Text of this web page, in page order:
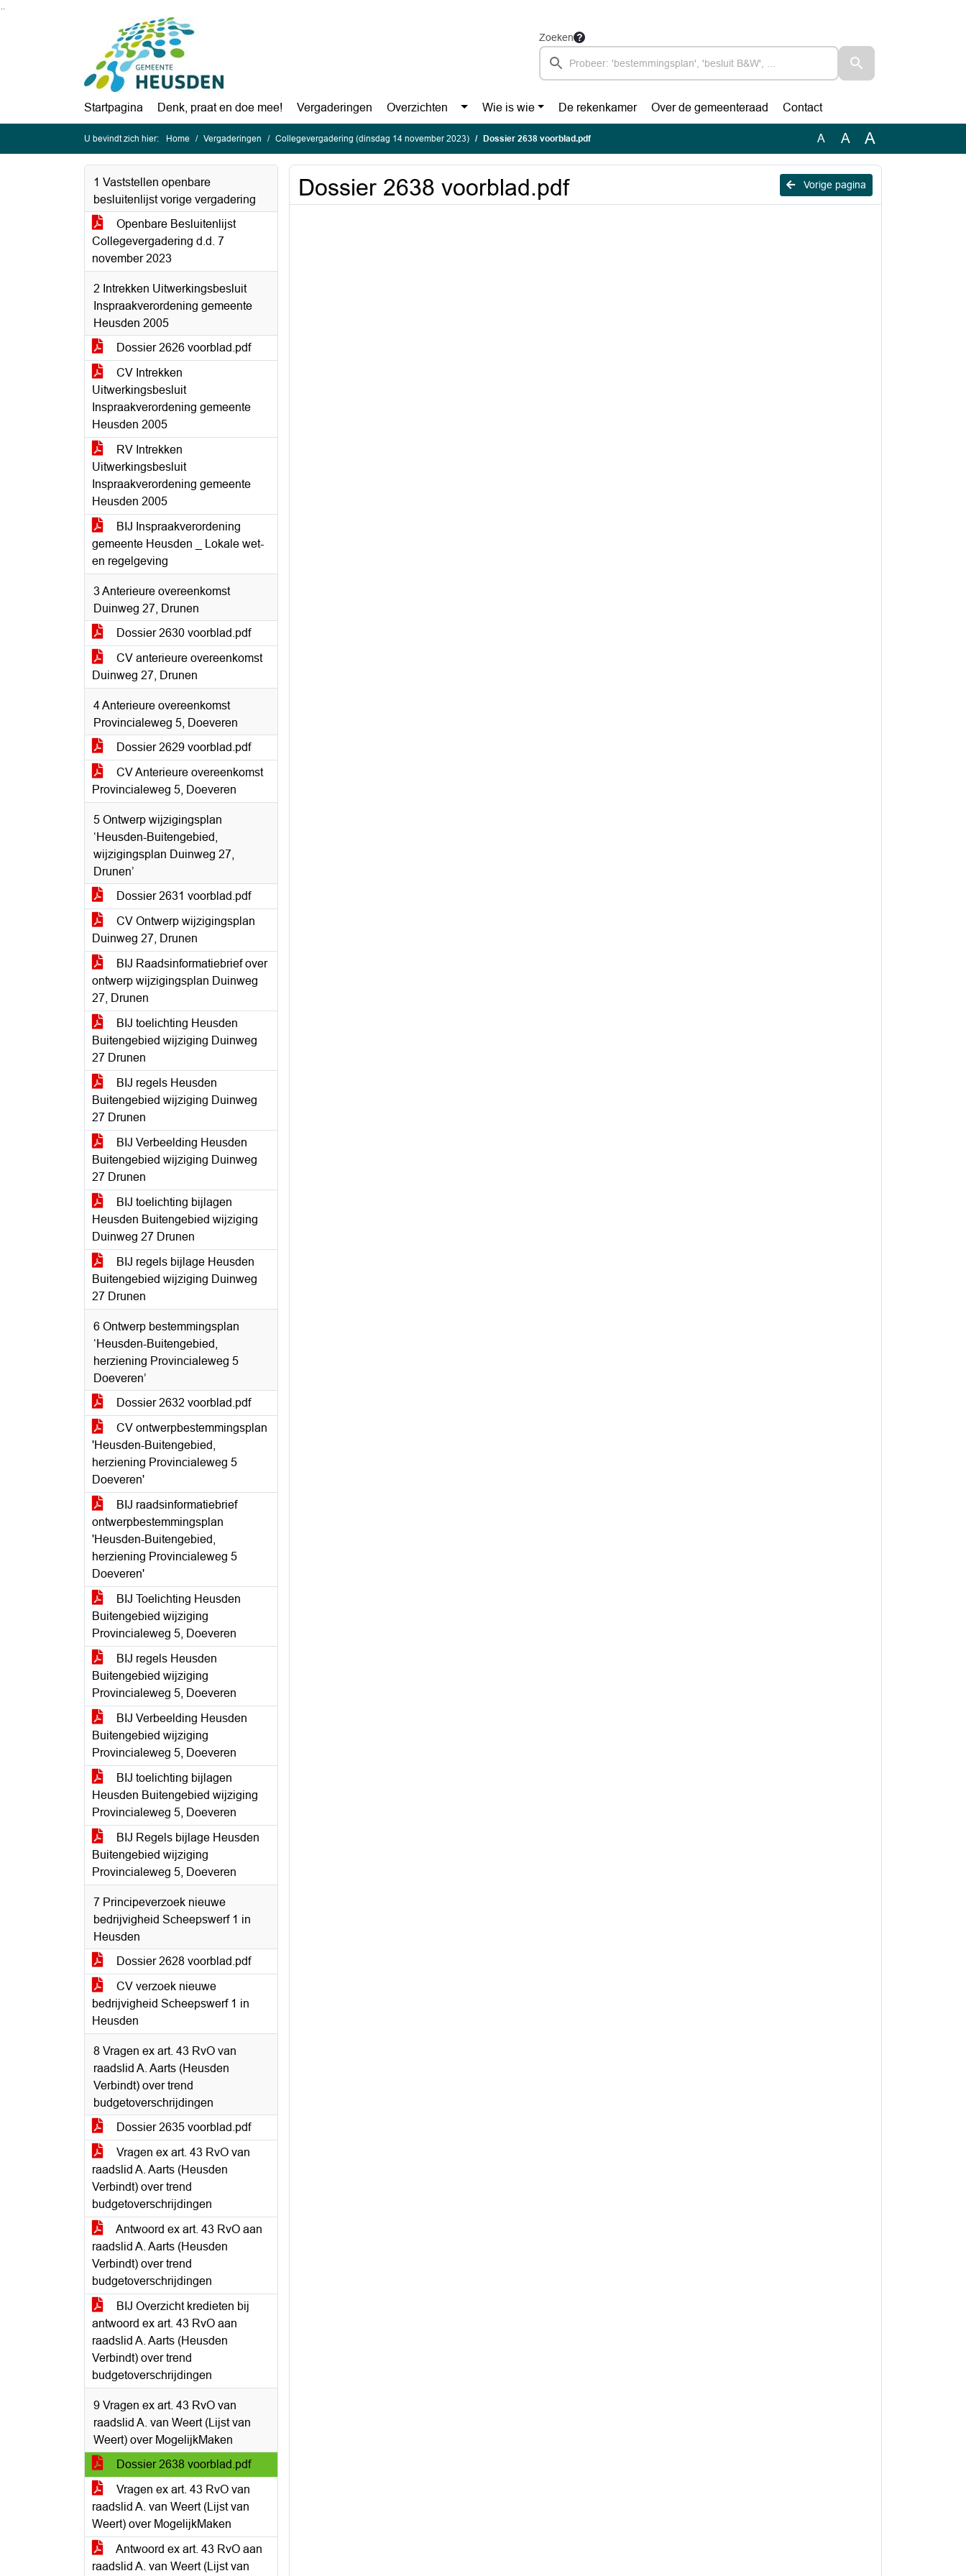
Ga naar de inhoud van deze pagina
Zoeken
Startpagina Denk, praat en doe mee! Vergaderingen Overzichten Wie is wie De rekenkamer Over de gemeenteraad Contact
U bevindt zich hier: Home Vergaderingen Collegevergadering (dinsdag 14 november 2023) Dossier 2638 voorblad.pdf A A A
1 Vaststellen openbare
besluitenlijst vorige vergadering
Openbare Besluitenlijst
Collegevergadering d.d. 7
november 2023
2 Intrekken Uitwerkingsbesluit
Inspraakverordening gemeente
Heusden 2005
Dossier 2626 voorblad.pdf
CV Intrekken
Uitwerkingsbesluit
Inspraakverordening gemeente
Heusden 2005
RV Intrekken
Uitwerkingsbesluit
Inspraakverordening gemeente
Heusden 2005
BIJ Inspraakverordening
gemeente Heusden _ Lokale wet-
en regelgeving
3 Anterieure overeenkomst
Duinweg 27, Drunen
Dossier 2630 voorblad.pdf
CV anterieure overeenkomst
Duinweg 27, Drunen
4 Anterieure overeenkomst
Provincialeweg 5, Doeveren
Dossier 2629 voorblad.pdf
CV Anterieure overeenkomst
Provincialeweg 5, Doeveren
5 Ontwerp wijzigingsplan
‘Heusden-Buitengebied,
wijzigingsplan Duinweg 27,
Drunen’
Dossier 2631 voorblad.pdf
CV Ontwerp wijzigingsplan
Duinweg 27, Drunen
BIJ Raadsinformatiebrief over
ontwerp wijzigingsplan Duinweg
27, Drunen
BIJ toelichting Heusden
Buitengebied wijziging Duinweg
27 Drunen
BIJ regels Heusden
Buitengebied wijziging Duinweg
27 Drunen
BIJ Verbeelding Heusden
Buitengebied wijziging Duinweg
27 Drunen
BIJ toelichting bijlagen
Heusden Buitengebied wijziging
Duinweg 27 Drunen
BIJ regels bijlage Heusden
Buitengebied wijziging Duinweg
27 Drunen
6 Ontwerp bestemmingsplan
‘Heusden-Buitengebied,
herziening Provincialeweg 5
Doeveren’
Dossier 2632 voorblad.pdf
CV ontwerpbestemmingsplan
'Heusden-Buitengebied,
herziening Provincialeweg 5
Doeveren'
BIJ raadsinformatiebrief
ontwerpbestemmingsplan
'Heusden-Buitengebied,
herziening Provincialeweg 5
Doeveren'
BIJ Toelichting Heusden
Buitengebied wijziging
Provincialeweg 5, Doeveren
BIJ regels Heusden
Buitengebied wijziging
Provincialeweg 5, Doeveren
BIJ Verbeelding Heusden
Buitengebied wijziging
Provincialeweg 5, Doeveren
BIJ toelichting bijlagen
Heusden Buitengebied wijziging
Provincialeweg 5, Doeveren
BIJ Regels bijlage Heusden
Buitengebied wijziging
Provincialeweg 5, Doeveren
7 Principeverzoek nieuwe
bedrijvigheid Scheepswerf 1 in
Heusden
Dossier 2628 voorblad.pdf
CV verzoek nieuwe
bedrijvigheid Scheepswerf 1 in
Heusden
8 Vragen ex art. 43 RvO van
raadslid A. Aarts (Heusden
Verbindt) over trend
budgetoverschrijdingen
Dossier 2635 voorblad.pdf
Vragen ex art. 43 RvO van
raadslid A. Aarts (Heusden
Verbindt) over trend
budgetoverschrijdingen
Antwoord ex art. 43 RvO aan
raadslid A. Aarts (Heusden
Verbindt) over trend
budgetoverschrijdingen
BIJ Overzicht kredieten bij
antwoord ex art. 43 RvO aan
raadslid A. Aarts (Heusden
Verbindt) over trend
budgetoverschrijdingen
9 Vragen ex art. 43 RvO van
raadslid A. van Weert (Lijst van
Weert) over MogelijkMaken
Dossier 2638 voorblad.pdf
Vragen ex art. 43 RvO van
raadslid A. van Weert (Lijst van
Weert) over MogelijkMaken
Antwoord ex art. 43 RvO aan
raadslid A. van Weert (Lijst van
Vorige pagina
Dossier 2638 voorblad.pdf